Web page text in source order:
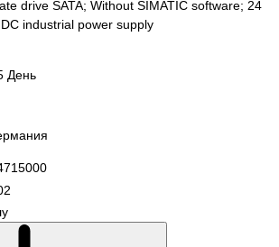
drive SATA; Without SIMATIC software; 24
industrial power supply
День